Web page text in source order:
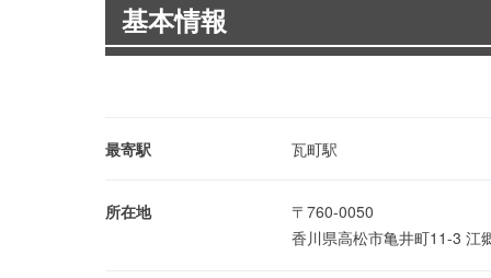
基本情報
最寄駅 瓦町駅
所在地
〒760-0050
香川県高松市亀井町11-3 江